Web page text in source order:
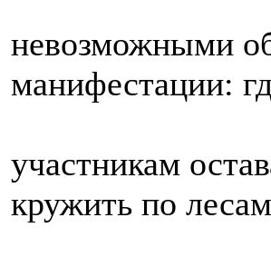
невозможными
манифестации:
участникам
кружить по